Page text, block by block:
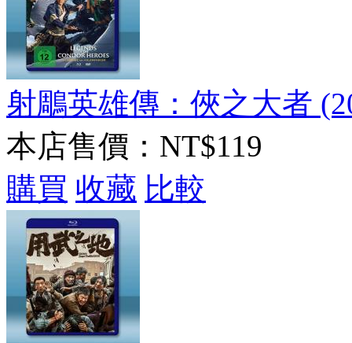
射鵰英雄傳：俠之大者
本店售價： NT$119
購買 收藏 比較